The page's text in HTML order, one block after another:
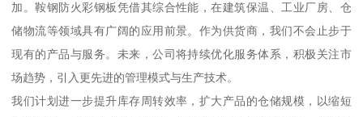
加。鞍钢防火彩钢板凭借其综合性能，在建筑保温、工业厂房、仓
储物流等领域具有广阔的应用前景。作为供货商，我们不会止步于
现有的产品与服务。未来，公司将持续优化服务体系，积极关注市
场趋势，引入更先进的管理模式与生产技术。
我们计划进一步提升库存周转效率，扩大产品的仓储规模，以缩短